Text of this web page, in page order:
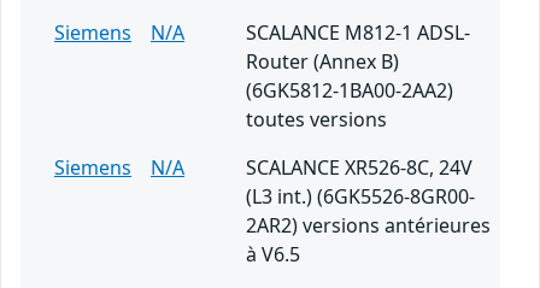
Siemens
N/A
SCALANCE M812-1 ADSL-
Router (Annex B)
(6GK5812-1BA00-2AA2)
toutes versions
Siemens
N/A
SCALANCE XR526-8C, 24V
(L3 int.) (6GK5526-8GR00-
2AR2) versions antérieures
à V6.5